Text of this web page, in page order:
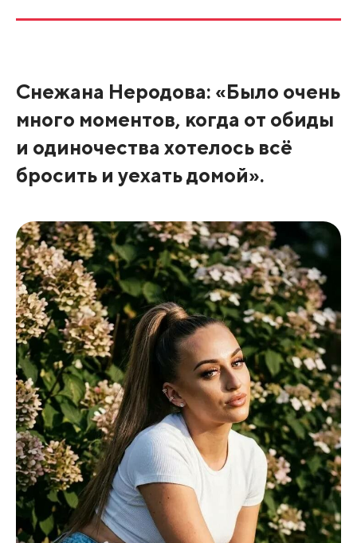
Снежана Неродова: «Было очень
много моментов, когда от обиды
и одиночества хотелось всё
бросить и уехать домой».